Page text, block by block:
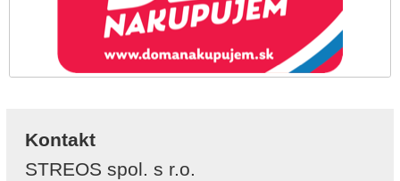
Kontakt
STREOS spol. s r.o.